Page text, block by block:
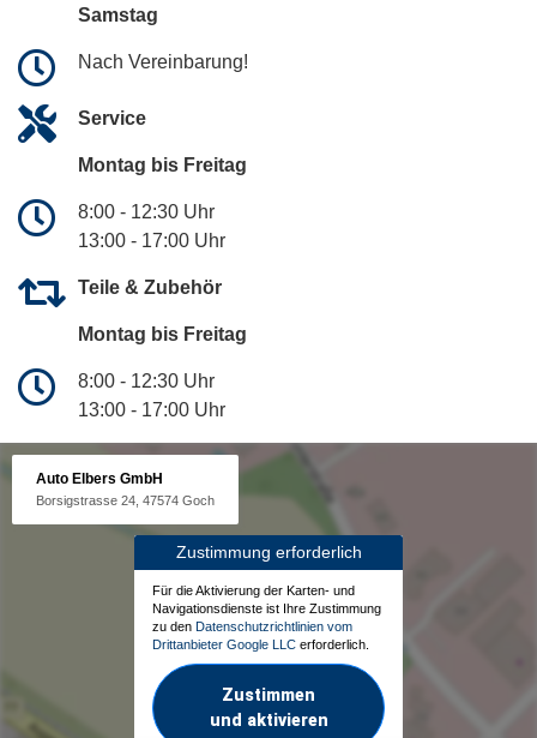
Samstag
Nach Vereinbarung!
Service
Montag bis Freitag
8:00 - 12:30 Uhr
13:00 - 17:00 Uhr
Teile & Zubehör
Montag bis Freitag
8:00 - 12:30 Uhr
13:00 - 17:00 Uhr
Auto Elbers GmbH
Borsigstrasse 24, 47574 Goch
Zustimmung erforderlich
Für die Aktivierung der Karten- und
Navigationsdienste ist Ihre Zustimmung
zu den Datenschutzrichtlinien vom
Drittanbieter Google LLC erforderlich.
Zustimmen
und aktivieren